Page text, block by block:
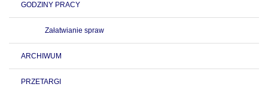
GODZINY PRACY
Załatwianie spraw
ARCHIWUM
PRZETARGI